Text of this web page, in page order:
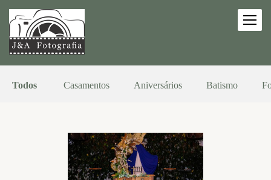
Todos Casamentos Aniversários Batismo